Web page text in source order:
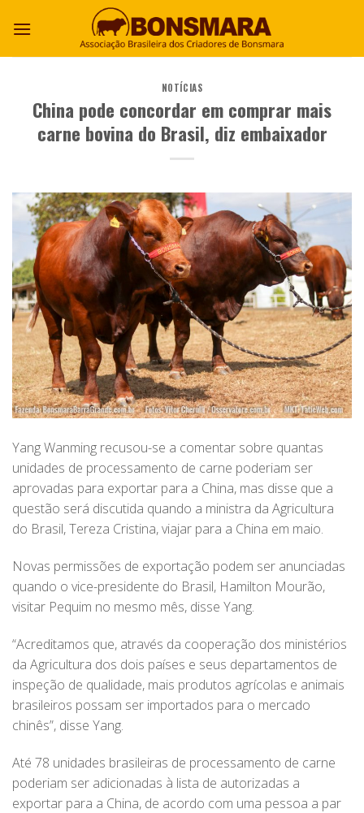
NOTÍCIAS
China pode concordar em comprar mais
carne bovina do Brasil, diz embaixador
Yang Wanming recusou-se a comentar sobre quantas
unidades de processamento de carne poderiam ser
aprovadas para exportar para a China, mas disse que a
questão será discutida quando a ministra da Agricultura
do Brasil, Tereza Cristina, viajar para a China em maio.
Novas permissões de exportação podem ser anunciadas
quando o vice-presidente do Brasil, Hamilton Mourão,
visitar Pequim no mesmo mês, disse Yang.
“Acreditamos que, através da cooperação dos ministérios
da Agricultura dos dois países e seus departamentos de
inspeção de qualidade, mais produtos agrícolas e animais
brasileiros possam ser importados para o mercado
chinês”, disse Yang.
Até 78 unidades brasileiras de processamento de carne
poderiam ser adicionadas à lista de autorizadas a
exportar para a China, de acordo com uma pessoa a par